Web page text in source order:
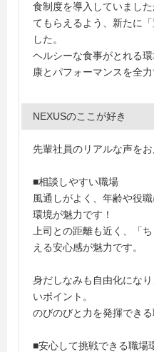
食制度を導入していまし
てもらえるよう、新たに
した。
ヘルシーな食事がとれる
康とパフォーマンスを全
NEXUSのここが好き
先輩社員のリアルな声を
■相談しやすい職場
風通しがよく、年齢や役
環境が魅力です！
上司との距離も近く、「
える安心感が魅力です。
身だしなみも自由化にな
いポイント。
のびのびと力を発揮でき
■安心して挑戦できる職場